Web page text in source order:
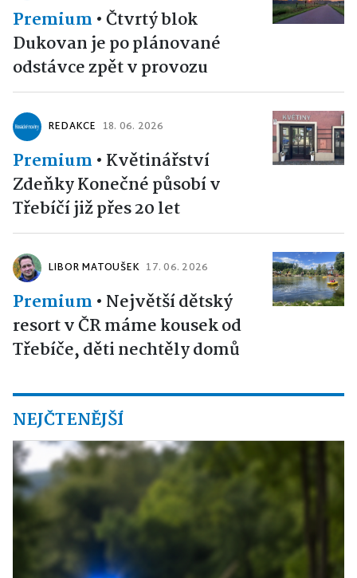
Premium •Čtvrtý blok
Dukovan je po plánované
odstávce zpět v provozu
REDAKCE 18. 06. 2026
Premium • Květinářství
Zdeňky Konečné působí v
Třebíčí již přes 20 let
LIBOR MATOUŠEK 17. 06. 2026
Premium • Největší dětský
resort v ČR máme kousek od
Třebíče, děti nechtěly domů
NEJČTENĚJŠÍ